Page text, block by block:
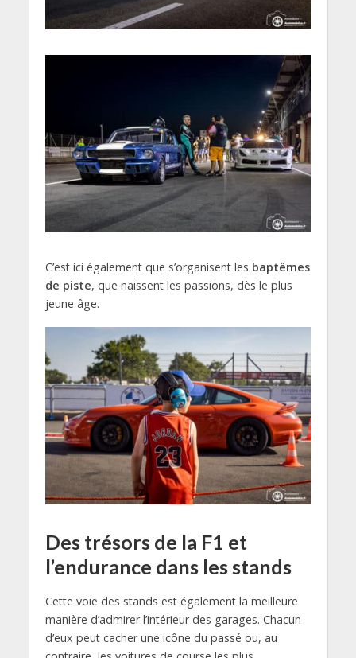
C’est ici également que s’organisent les baptêmes
de piste, que naissent les passions, dès le plus
jeune âge.
Des trésors de la F1 et
l’endurance dans les stands
Cette voie des stands est également la meilleure
manière d’admirer l’intérieur des garages. Chacun
d’eux peut cacher une icône du passé ou, au